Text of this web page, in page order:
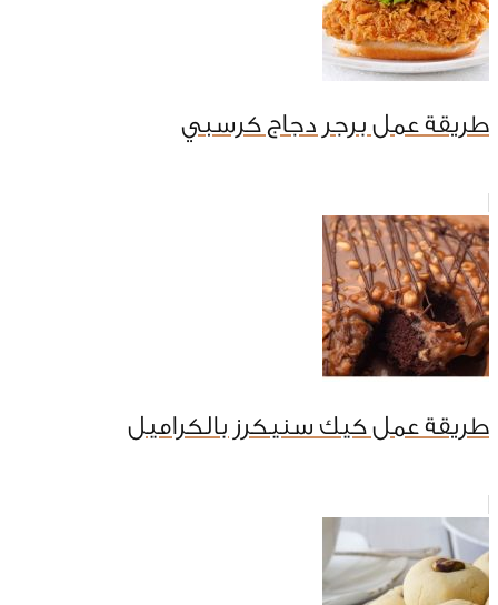
طريقة عمل برجر دجاج كرسبي
طريقة عمل كيك سنيكرز بالكراميل